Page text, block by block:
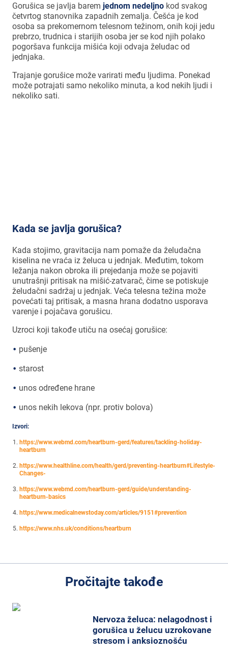
Gorušica se javlja barem jednom nedeljnokod svakog
četvrtog stanovnika zapadnih zemalja. Češća je kod
osoba sa prekomernom telesnom težinom, onih koji jedu
prebrzo, trudnica i starijih osoba jer se kod njih polako
pogoršava funkcija mišića koji odvaja želudac od
jednjaka.
Trajanje gorušice može varirati među ljudima. Ponekad
može potrajati samo nekoliko minuta, a kod nekih ljudi i
nekoliko sati.
Kada se javlja gorušica?
Kada stojimo, gravitacija nam pomaže da želudačna
kiselina ne vraća iz želuca u jednjak. Međutim, tokom
ležanja nakon obroka ili prejedanja može se pojaviti
unutrašnji pritisak na mišić-zatvarač, čime se potiskuje
želudačni sadržaj u jednjak. Veća telesna težina može
povećati taj pritisak, a masna hrana dodatno usporava
varenje i pojačava gorušicu.
Uzroci koji takođe utiču na osećaj gorušice:
pušenje
starost
unos određene hrane
unos nekih lekova (npr. protiv bolova)
Izvori:
https://www.webmd.com/heartburn-gerd/features/tackling-holiday-
heartburn
https://www.healthline.com/health/gerd/preventing-heartburn#Lifestyle-
Changes-
https://www.webmd.com/heartburn-gerd/guide/understanding-
heartburn-basics
https://www.medicalnewstoday.com/articles/9151#prevention
https://www.nhs.uk/conditions/heartburn
Pročitajte takođe
Nervoza želuca: nelagodnost i
gorušica u želucu uzrokovane
stresom i anksioznošću